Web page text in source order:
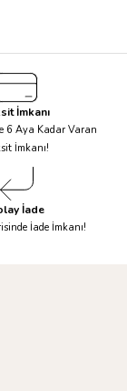
İmkanı
6 Aya Kadar Varan
İmkanı!
İade
İade İmkanı!